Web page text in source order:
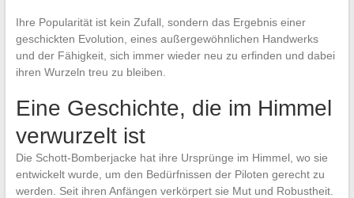
Ihre Popularität ist kein Zufall, sondern das Ergebnis einer
geschickten Evolution, eines außergewöhnlichen Handwerks
und der Fähigkeit, sich immer wieder neu zu erfinden und dabei
ihren Wurzeln treu zu bleiben.
Eine Geschichte, die im Himmel
verwurzelt ist
Die Schott-Bomberjacke hat ihre Ursprünge im Himmel, wo sie
entwickelt wurde, um den Bedürfnissen der Piloten gerecht zu
werden. Seit ihren Anfängen verkörpert sie Mut und Robustheit.